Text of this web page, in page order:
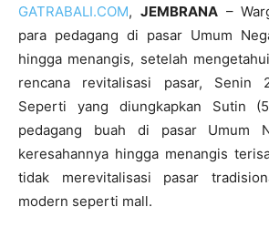
GATRABALI.COM, JEMBRANA–
para pedagang di pasar Umum
hingga menangis, setelah
rencana revitalisasi pasar, Senin
Seperti yang diungkapkan Sutin
pedagang buah di pasar Umum
keresahannya hingga menangis
tidak merevitalisasi pasar
modern seperti mall.